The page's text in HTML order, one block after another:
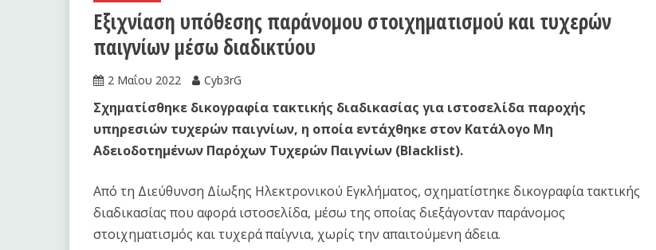
Εξιχνίαση υπόθεσης παράνομου στοιχηματισμού και τυχερών
παιγνίων μέσω διαδικτύου
2 Μαΐου 2022 Cyb3rG
Σχηματίσθηκε δικογραφία τακτικής διαδικασίας για ιστοσελίδα παροχής
υπηρεσιών τυχερών παιγνίων, η οποία εντάχθηκε στον Κατάλογο Μη
Αδειοδοτημένων Παρόχων Τυχερών Παιγνίων (Blacklist).
Από τη Διεύθυνση Δίωξης Ηλεκτρονικού Εγκλήματος, σχηματίστηκε δικογραφία τακτικής
διαδικασίας που αφορά ιστοσελίδα, μέσω της οποίας διεξάγονταν παράνομος
στοιχηματισμός και τυχερά παίγνια, χωρίς την απαιτούμενη άδεια.